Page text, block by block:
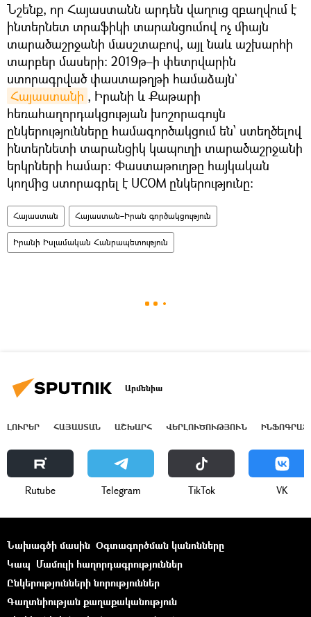
Նշենք, որ Հայաստանն արդեն վաղուց զբաղվում է
ինտերնետ տրաֆիկի տարանցումով ոչ միայն
տարածաշրջանի մասշտաբով, այլ նաև աշխարհի
տարբեր մասերի։ 2019թ–ի փետրվարին
ստորագրված փաստաթղթի համաձայն`
Հայաստանի , Իրանի և Քաթարի
հեռահաղորդակցության խոշորագույն
ընկերությունները համագործակցում են՝ ստեղծելով
ինտերնետի տարանցիկ կապուղի տարածաշրջանի
երկրների համար։ Փաստաթուղթը հայկական
կողմից ստորագրել է UCOM ընկերությունը։
Հայաստան Հայաստան–Իրան գործակցություն
Իրանի Իսլամական Հանրապետություն
Արմենիա
ԼՈՒՐԵՐ ՀԱՅԱՍՏԱՆ ԱՇԽԱՐՀ ՎԵՐԼՈՒԾՈՒԹՅՈՒՆ
Rutube Telegram ТikТоk VK
Նախագծի մասին Օգտագործման կանոնները
Կապ Մամուլի հաղորդագրություններ
Ընկերությունների նորություններ
Գաղտնիության քաղաքականություն